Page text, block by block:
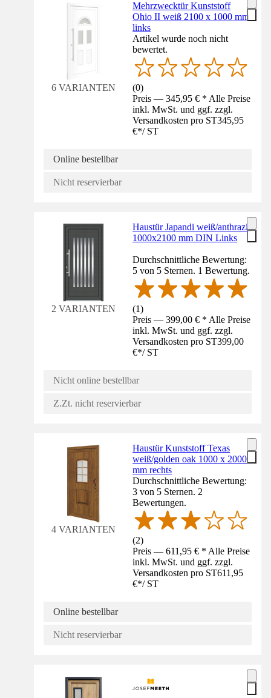
6 VARIANTEN
Mehrzwecktür Kunststoff
Ohio II weiß 2100 x 1000 mm
links
Artikel wurde noch nicht
bewertet.
(0)
Preis — 345,95 € * Alle Preise
inkl. MwSt. und ggf. zzgl.
Versandkosten pro ST345,95
€*/ ST
Online bestellbar
Nicht reservierbar
2 VARIANTEN
Haustür Japandi weiß/anthrazit
1000x2100 mm DIN Links
Durchschnittliche Bewertung:
5 von 5 Sternen. 1 Bewertung.
(1)
Preis — 399,00 € * Alle Preise
inkl. MwSt. und ggf. zzgl.
Versandkosten pro ST399,00
€*/ ST
Nicht online bestellbar
Z.Zt. nicht reservierbar
4 VARIANTEN
Haustür Kunststoff Texas
weiß/golden oak 1000 x 2000
mm rechts
Durchschnittliche Bewertung:
3 von 5 Sternen. 2
Bewertungen.
(2)
Preis — 611,95 € * Alle Preise
inkl. MwSt. und ggf. zzgl.
Versandkosten pro ST611,95
€*/ ST
Online bestellbar
Nicht reservierbar